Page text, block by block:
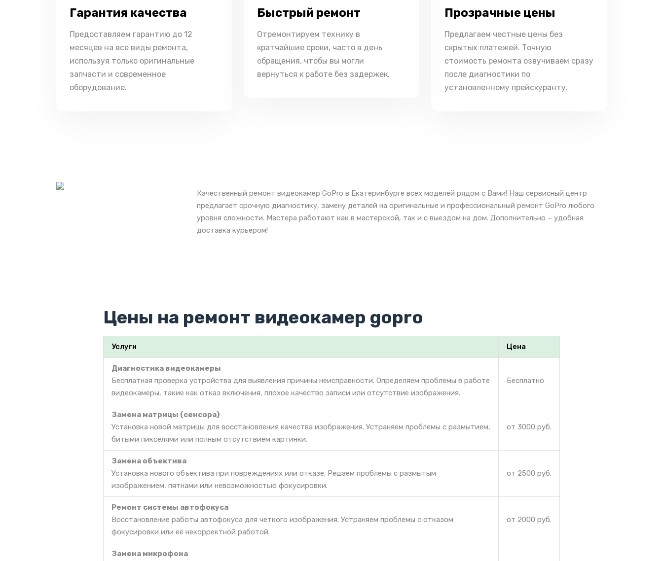
Гарантия качества
Предоставляем гарантию до 12
месяцев на все виды ремонта,
используя только оригинальные
запчасти и современное
оборудование.
Быстрый ремонт
Отремонтируем технику в
кратчайшие сроки, часто в день
обращения, чтобы вы могли
вернуться к работе без задержек.
Прозрачные цены
Предлагаем честные цены без
скрытых платежей. Точную
стоимость ремонта озвучиваем сразу
после диагностики по
установленному прейскуранту.
Качественный ремонт видеокамер GoPro в Екатеринбурге всех моделей рядом с Вами! Наш сервисный центр
предлагает срочную диагностику, замену деталей на оригинальные и профессиональный ремонт GoPro любого
уровня сложности. Мастера работают как в мастерской, так и с выездом на дом. Дополнительно – удобная
доставка курьером!
Цены на ремонт видеокамер gopro
Услуги Цена
Диагностика видеокамеры
Бесплатная проверка устройства для выявления причины неисправности. Определяем проблемы в работе
видеокамеры, такие как отказ включения, плохое качество записи или отсутствие изображения.
Бесплатно
Замена матрицы (сенсора)
Установка новой матрицы для восстановления качества изображения. Устраняем проблемы с размытием,
битыми пикселями или полным отсутствием картинки.
от 3000 руб.
Замена объектива
Установка нового объектива при повреждениях или отказе. Решаем проблемы с размытым
изображением, пятнами или невозможностью фокусировки.
от 2500 руб.
Ремонт системы автофокуса
Восстановление работы автофокуса для четкого изображения. Устраняем проблемы с отказом
фокусировки или её некорректной работой.
от 2000 руб.
Замена микрофона